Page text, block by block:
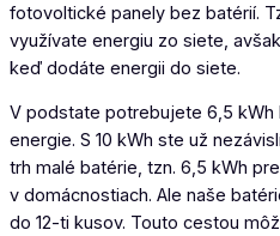
fotovoltické panely bez batérií.
využívate energiu zo siete,
keď dodáte energii do siete.
V podstate potrebujete 6,5
energie. S 10 kWh ste už
trh malé batérie, tzn. 6,5 kWh
v domácnostiach. Ale naše
do 12-ti kusov. Touto cestou